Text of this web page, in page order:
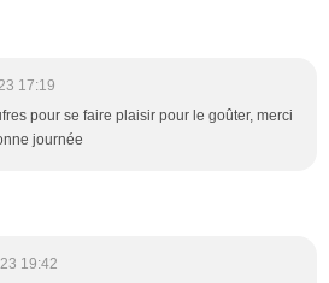
17:19
pour se faire plaisir pour le goûter, merci
journée
19:42